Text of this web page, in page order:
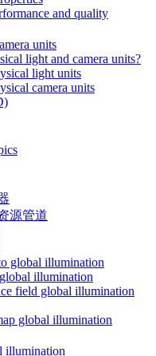
and quality
units
light and camera units?
light units
camera units
源管道
global illumination
illumination
field global illumination
global illumination
illumination